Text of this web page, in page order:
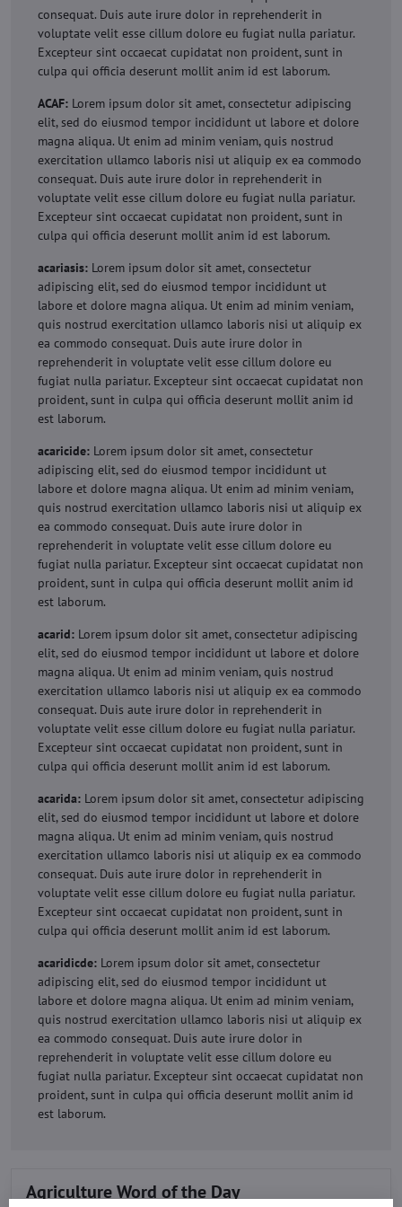
consequat. Duis aute irure dolor in reprehenderit in
voluptate velit esse cillum dolore eu fugiat nulla pariatur.
Excepteur sint occaecat cupidatat non proident, sunt in
culpa qui officia deserunt mollit anim id est laborum.
ACAF: Lorem ipsum dolor sit amet, consectetur adipiscing
elit, sed do eiusmod tempor incididunt ut labore et dolore
magna aliqua. Ut enim ad minim veniam, quis nostrud
exercitation ullamco laboris nisi ut aliquip ex ea commodo
consequat. Duis aute irure dolor in reprehenderit in
voluptate velit esse cillum dolore eu fugiat nulla pariatur.
Excepteur sint occaecat cupidatat non proident, sunt in
culpa qui officia deserunt mollit anim id est laborum.
acariasis: Lorem ipsum dolor sit amet, consectetur
adipiscing elit, sed do eiusmod tempor incididunt ut
labore et dolore magna aliqua. Ut enim ad minim veniam,
quis nostrud exercitation ullamco laboris nisi ut aliquip ex
ea commodo consequat. Duis aute irure dolor in
reprehenderit in voluptate velit esse cillum dolore eu
fugiat nulla pariatur. Excepteur sint occaecat cupidatat non
proident, sunt in culpa qui officia deserunt mollit anim id
est laborum.
acaricide: Lorem ipsum dolor sit amet, consectetur
adipiscing elit, sed do eiusmod tempor incididunt ut
labore et dolore magna aliqua. Ut enim ad minim veniam,
quis nostrud exercitation ullamco laboris nisi ut aliquip ex
ea commodo consequat. Duis aute irure dolor in
reprehenderit in voluptate velit esse cillum dolore eu
fugiat nulla pariatur. Excepteur sint occaecat cupidatat non
proident, sunt in culpa qui officia deserunt mollit anim id
est laborum.
acarid: Lorem ipsum dolor sit amet, consectetur adipiscing
elit, sed do eiusmod tempor incididunt ut labore et dolore
magna aliqua. Ut enim ad minim veniam, quis nostrud
exercitation ullamco laboris nisi ut aliquip ex ea commodo
consequat. Duis aute irure dolor in reprehenderit in
voluptate velit esse cillum dolore eu fugiat nulla pariatur.
Excepteur sint occaecat cupidatat non proident, sunt in
culpa qui officia deserunt mollit anim id est laborum.
acarida: Lorem ipsum dolor sit amet, consectetur adipiscing
elit, sed do eiusmod tempor incididunt ut labore et dolore
magna aliqua. Ut enim ad minim veniam, quis nostrud
exercitation ullamco laboris nisi ut aliquip ex ea commodo
consequat. Duis aute irure dolor in reprehenderit in
voluptate velit esse cillum dolore eu fugiat nulla pariatur.
Excepteur sint occaecat cupidatat non proident, sunt in
culpa qui officia deserunt mollit anim id est laborum.
acaridicde: Lorem ipsum dolor sit amet, consectetur
adipiscing elit, sed do eiusmod tempor incididunt ut
labore et dolore magna aliqua. Ut enim ad minim veniam,
quis nostrud exercitation ullamco laboris nisi ut aliquip ex
ea commodo consequat. Duis aute irure dolor in
reprehenderit in voluptate velit esse cillum dolore eu
fugiat nulla pariatur. Excepteur sint occaecat cupidatat non
proident, sunt in culpa qui officia deserunt mollit anim id
est laborum.
Agriculture Word of the Day